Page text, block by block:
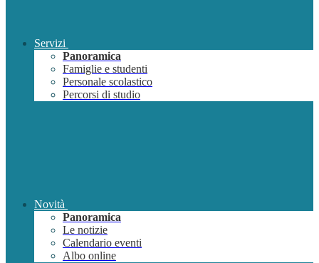
Servizi
Panoramica
Famiglie e studenti
Personale scolastico
Percorsi di studio
Novità
Panoramica
Le notizie
Calendario eventi
Albo online